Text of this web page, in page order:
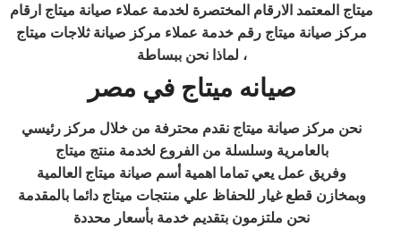
ميتاج المعتمد الارقام المختصرة لخدمة عملاء صيانة ميتاج ارقام
مركز صيانة ميتاج رقم خدمة عملاء مركز صيانة ثلاجات ميتاج
لماذا نحن ببساطة ،
صيانه ميتاج في مصر
نحن مركز صيانة ميتاج نقدم محترفة من خلال مركز رئيسي
بالعامرية وسلسلة من الفروع لخدمة منتج ميتاج
وفريق عمل يعي تماما اهمية أسم صيانة ميتاج العالمية
وبمخازن قطع غيار للحفاظ علي منتجات ميتاج دائما بالمقدمة
نحن ملتزمون بتقديم خدمة بأسعار محددة